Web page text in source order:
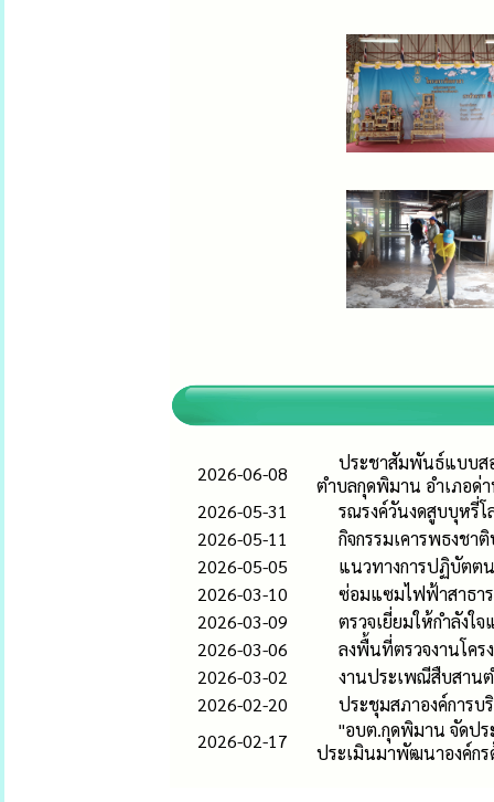
2026-06-08
ประชาสัมพันธ์แบบส
ตำบลกุดพิมาน อำเภอด่
2026-05-31
รณรงค์วันงดสูบบุหรี่
2026-05-11
กิจกรรมเคารพธงช
2026-05-05
แนวทางการปฏิบัตต
2026-03-10
ซ่อมแซมไฟฟ้าสาธา
2026-03-09
ตรวจเยี่ยมให้กำลังใ
2026-03-06
ลงพื้นที่ตรวจงานโค
2026-03-02
งานประเพณีสืบสาน
2026-02-20
ประชุมสภาองค์การ
2026-02-17
"อบต.กุดพิมาน จัดปร
ประเมินมาพัฒนาองค์ก